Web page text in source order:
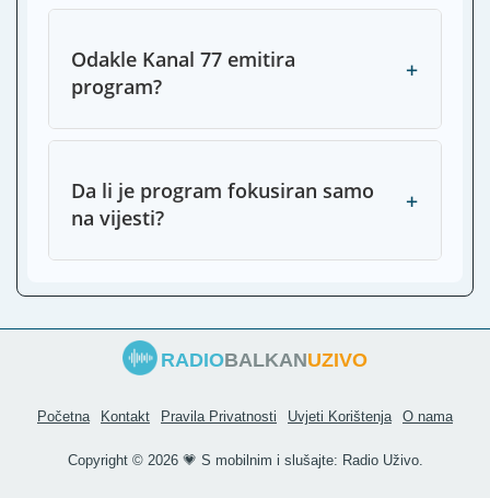
Odakle Kanal 77 emitira
program?
+
Da li je program fokusiran samo
na vijesti?
+
RADIOBALKANUZIVO
Početna Kontakt Pravila Privatnosti Uvjeti Korištenja O nama
Copyright © 2026 💗 S mobilnim i slušajte: Radio Uživo.